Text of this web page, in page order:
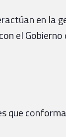
en la
el Gobierno
que